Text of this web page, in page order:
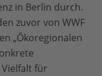
in Berlin durch.
zuvor von WWF
„Ökoregionalen
für